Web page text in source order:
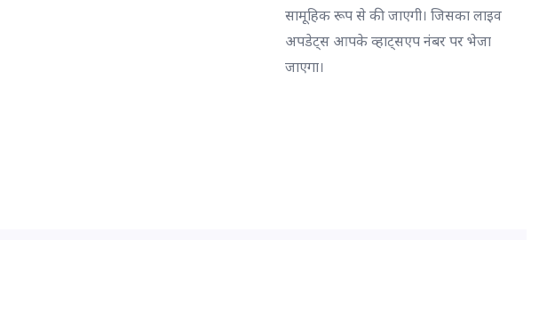
सामूहिक रूप से की जाएगी। जिसका लाइव
अपडेट्स आपके व्हाट्सएप नंबर पर भेजा
जाएगा।